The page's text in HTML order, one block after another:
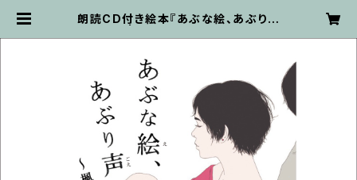
朗読CD付き絵本『あぶな絵、あぶり声